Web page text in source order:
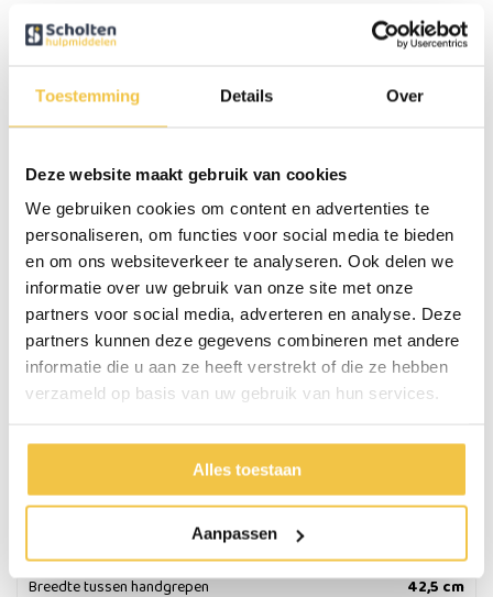
Toestemming Details Over
Deze website maakt gebruik van cookies
We gebruiken cookies om content en advertenties te
personaliseren, om functies voor social media te bieden
en om ons websiteverkeer te analyseren. Ook delen we
informatie over uw gebruik van onze site met onze
partners voor social media, adverteren en analyse. Deze
partners kunnen deze gegevens combineren met andere
informatie die u aan ze heeft verstrekt of die ze hebben
verzameld op basis van uw gebruik van hun services.
Alles toestaan
Aanpassen
Voor iedereen die soepel en zelfstandig wil blijven lopen, met extra
Kleuren van de Urban rollator
De Urban rollator is verkrijgbaar in drie kleuren:
Zwart
Blauw
Champagne
Specificaties
Max. gebruikersgewicht
136 kg
Breedte tussen handgrepen
42,5 cm